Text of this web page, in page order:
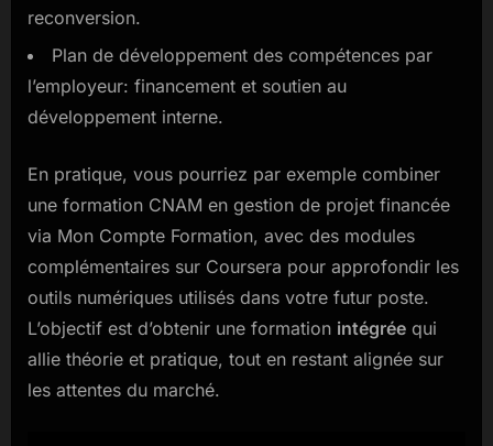
reconversion.
Plan de développement des compétences par
l’employeur: financement et soutien au
développement interne.
En pratique, vous pourriez par exemple combiner
une formation CNAM en gestion de projet financée
via Mon Compte Formation, avec des modules
complémentaires sur Coursera pour approfondir les
outils numériques utilisés dans votre futur poste.
L’objectif est d’obtenir une formation intégrée qui
allie théorie et pratique, tout en restant alignée sur
les attentes du marché.